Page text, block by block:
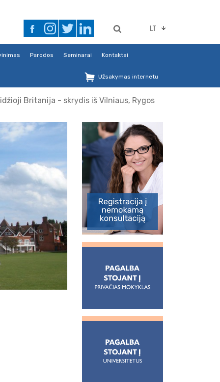
LT
Parodos Seminarai Kontaktai
Užsakymas internetu
Britanija - skrydis iš Vilniaus, Rygos